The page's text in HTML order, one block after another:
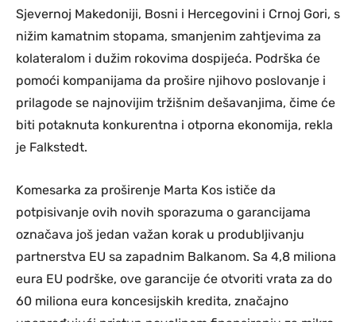
Sjevernoj Makedoniji, Bosni i Hercegovini i Crnoj Gori, s
nižim kamatnim stopama, smanjenim zahtjevima za
kolateralom i dužim rokovima dospijeća. Podrška će
pomoći kompanijama da prošire njihovo poslovanje i
prilagode se najnovijim tržišnim dešavanjima, čime će
biti potaknuta konkurentna i otporna ekonomija, rekla
je Falkstedt.
Komesarka za proširenje Marta Kos ističe da
potpisivanje ovih novih sporazuma o garancijama
označava još jedan važan korak u produbljivanju
partnerstva EU sa zapadnim Balkanom. Sa 4,8 miliona
eura EU podrške, ove garancije će otvoriti vrata za do
60 miliona eura koncesijskih kredita, značajno